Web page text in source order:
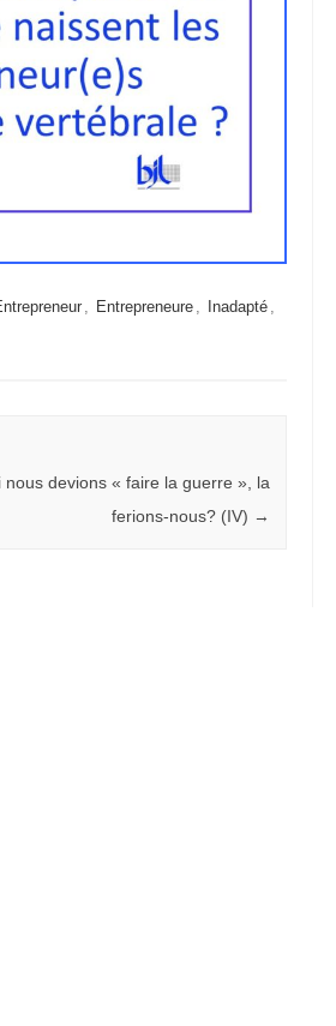
Entrepreneure Inadapté
nous devions « faire la guerre », la
ferions-nous? (IV) →